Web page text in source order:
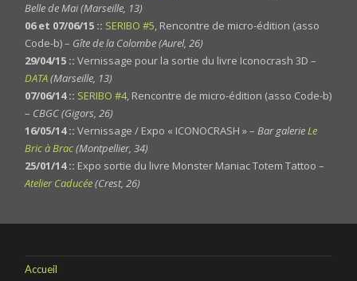
Belle de Mai (Marseille, 13)
06 et 07/06/15 :: SERIBO #5, Rencontre de micro-édition (asso
Code-b) – Gîte de la Colombe (Aurel, 26)
29/04/15 :: Vernissage pour la sortie du livre Iconocrash 3D –
DATA(Marseille, 13)
07/06/14 :: SERIBO #4, Rencontre de micro-édition (asso Code-b)
– CBGC (Gigors, 26)
16/05/14 :: Vernissage / Expo « ICONOCRASH » –Bar galerieLe
Bric à Brac(Montpellier, 34)
25/01/14 :: Expo sortie du livre Monster Maniac Totem Tattoo –
Atelier Caducée(Crest, 26)
Accueil